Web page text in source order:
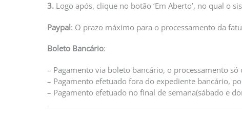
3. Logo após, clique no botão ‘Em Aberto’, no qual o
Paypal: O prazo máximo para o processamento da
Boleto Bancário:
– Pagamento via boleto bancário, o processamento
– Pagamento efetuado fora do expediente bancário,
– Pagamento efetuado no final de semana(sábado e